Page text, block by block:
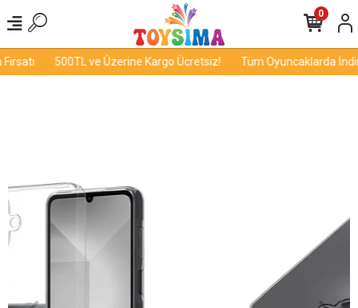
500TL ve Üzerine Kargo Ücretsiz! Tüm Oyuncaklarda
0